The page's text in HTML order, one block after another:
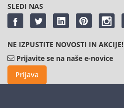
SLEDI NAS
NE IZPUSTITE NOVOSTI IN AKCIJE!
Prijavite se na naše e-novice
Prijava